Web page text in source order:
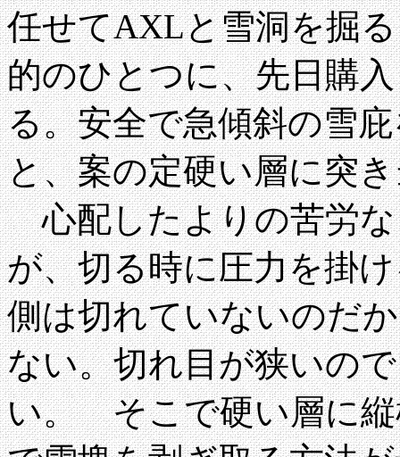
任せてAXLと雪洞を掘
的のひとつに、先日購
る。安全で急傾斜の雪
と、案の定硬い層に突
心配したよりの苦労な
が、切る時に圧力を掛
側は切れていないのだ
ない。切れ目が狭いの
い。 そこで硬い層に縦